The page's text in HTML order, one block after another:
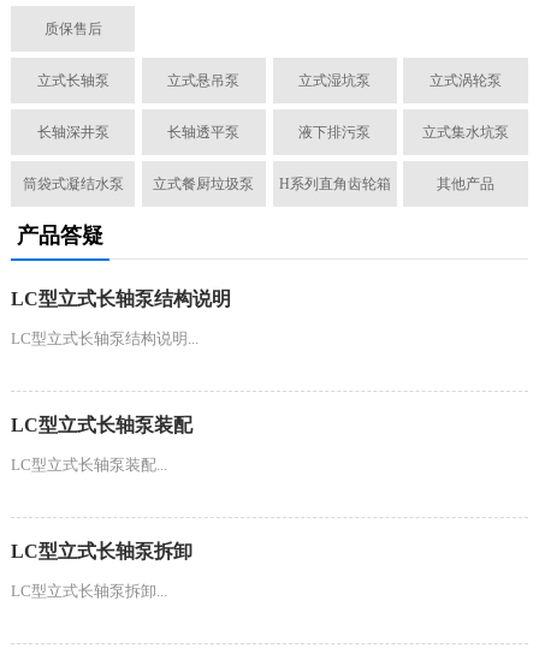
质保售后
立式长轴泵 立式悬吊泵 立式湿坑泵 立式涡轮泵
长轴深井泵 长轴透平泵 液下排污泵 立式集水坑泵
筒袋式凝结水泵 立式餐厨垃圾泵 H系列直角齿轮箱 其他产品
产品答疑
LC型立式长轴泵结构说明
LC型立式长轴泵结构说明...
LC型立式长轴泵装配
LC型立式长轴泵装配...
LC型立式长轴泵拆卸
LC型立式长轴泵拆卸...